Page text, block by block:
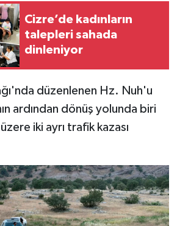
Cizre’de kadınların
talepleri sahada
dinleniyor
düzenlenen Hz. Nuh'u
ardından dönüş yolunda biri
iki ayrı trafik kazası